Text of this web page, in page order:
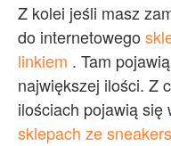
Z kolei jeśli masz
do internetowego
linkiem . Tam
największej ilości. Z
ilościach pojawią się
sklepach ze